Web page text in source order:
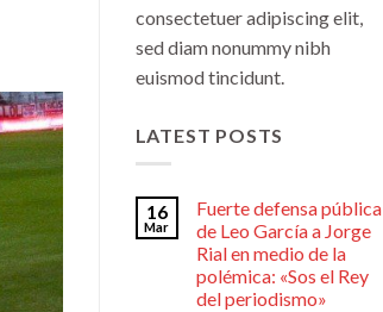
consectetuer adipiscing elit,
sed diam nonummy nibh
euismod tincidunt.
LATEST POSTS
16
Mar
Fuerte defensa pública
de Leo García a Jorge
Rial en medio de la
polémica: «Sos el Rey
del periodismo»